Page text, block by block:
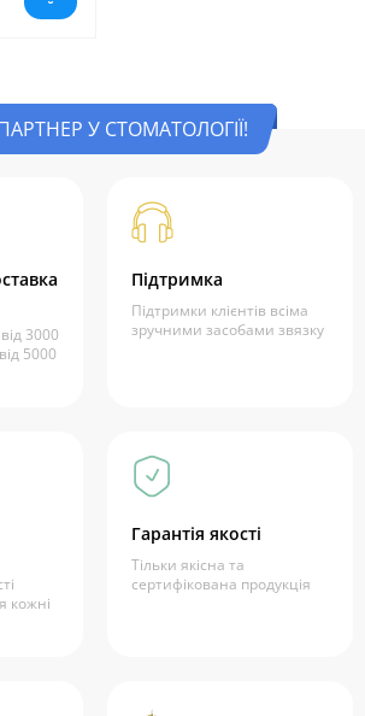
У СТОМАТОЛОГІЇ!
3000
5000
Підтримка
Підтримки клієнтів всіма
зручними засобами звязку
кожні
Гарантія якості
Тільки якісна та
сертифікована продукція